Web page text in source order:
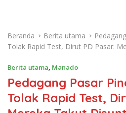
Beranda Berita utama
Tolak Rapid Test, Dirut PD Pasar:
Berita utama, Manado
Pedagang Pasar
Tolak Rapid Test,